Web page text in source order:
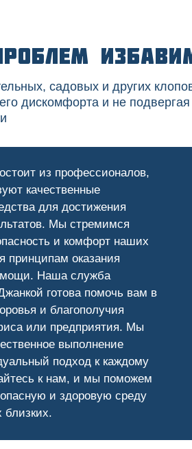
садовых и других
дискомфорта и не
из профессионалов,
качественные
для достижения
Мы стремимся
и комфорт наших
принципам оказания
Наша служба
готова помочь вам в
и благополучия
или предприятия. Мы
выполнение
подход к каждому
к нам, и мы поможем
и здоровую среду